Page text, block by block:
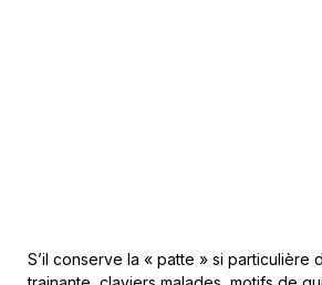
S’il conserve la « patte » si particulière